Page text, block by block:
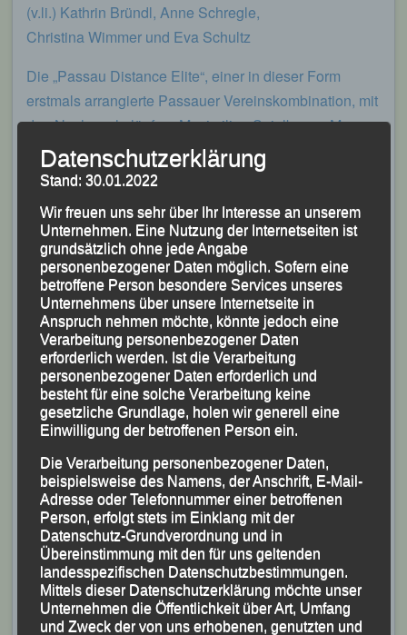
(v.li.) Kathrin Bründl, Anne Schregle,
Christina Wimmer und Eva Schultz
Die „Passau Distance Elite“, einer in dieser Form
erstmals arrangierte Passauer Vereinskombination, mit
den Nachwuchsläufern Maximilian Spielbauer, Marco
Voggenreiter (beide LAC Passau), Frank Schneider
und Jonas Storch (beide LG Passau), mussten sich
Deutsche Post beugen. Platz Drei ging an das „Adidas
Runners Munich-Team“.
Datenschutzerklärung
Stand: 30.01.2022
Wir freuen uns sehr über Ihr Interesse an unserem
Unternehmen. Eine Nutzung der Internetseiten ist
grundsätzlich ohne jede Angabe
personenbezogener Daten möglich. Sofern eine
betroffene Person besondere Services unseres
Unternehmens über unsere Internetseite in
Anspruch nehmen möchte, könnte jedoch eine
Verarbeitung personenbezogener Daten
erforderlich werden. Ist die Verarbeitung
personenbezogener Daten erforderlich und
besteht für eine solche Verarbeitung keine
gesetzliche Grundlage, holen wir generell eine
Einwilligung der betroffenen Person ein.
Die Verarbeitung personenbezogener Daten,
beispielsweise des Namens, der Anschrift, E-Mail-
Adresse oder Telefonnummer einer betroffenen
Person, erfolgt stets im Einklang mit der
Datenschutz-Grundverordnung und in
Übereinstimmung mit den für uns geltenden
landesspezifischen Datenschutzbestimmungen.
Mittels dieser Datenschutzerklärung möchte unser
Unternehmen die Öffentlichkeit über Art, Umfang
und Zweck der von uns erhobenen, genutzten und